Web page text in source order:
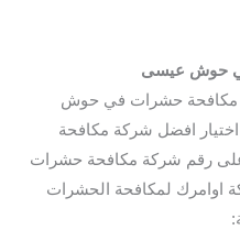
حوش عيسى
مكافحة حشرات في حوش
افضل شركة مكافحة
رقم شركة مكافحة حشرات
لمكافحة الحشرات